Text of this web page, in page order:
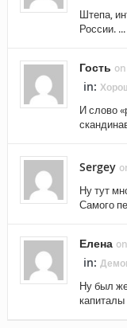
Штепа,
России. ...
Гость
in:
И слово
Sergey
Ну тут
Самого
Елена
in:
Ну был